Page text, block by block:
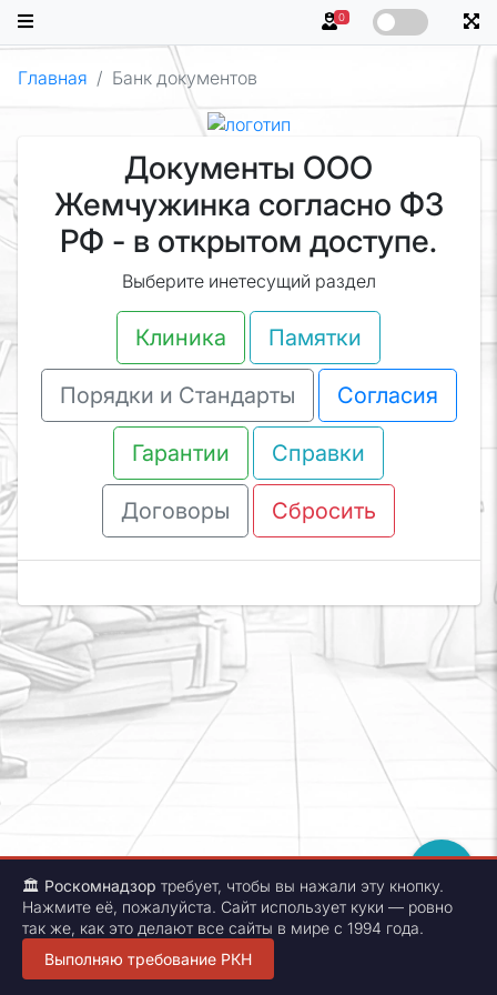
0
Главная Банк документов
Документы ООО
Жемчужинка согласно ФЗ
РФ - в открытом доступе.
Выберите инетесущий раздел
Клиника Памятки
Порядки и Стандарты Согласия
Гарантии Справки
Договоры Сбросить
Copyright © 2005-2026Unodenta. All rights reserved.
Свидетельство государственной регистрации №2020662412. Нашли
ошибку - сообщите разработчикуunodenta_dev
🏛 Роскомнадзор требует, чтобы вы нажали эту кнопку.
Нажмите её, пожалуйста. Сайт использует куки — ровно
так же, как это делают все сайты в мире с 1994 года.
Выполняю требование РКН